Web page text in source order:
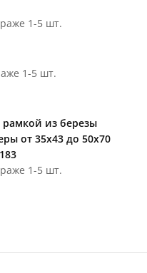
1-5 шт.
1-5 шт.
рамкой из березы
от 35х43 до 50х70
1-5 шт.